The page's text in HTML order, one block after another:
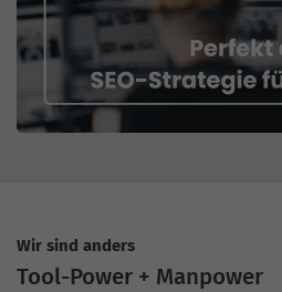
Wir sind anders
Tool-Power + Manpower